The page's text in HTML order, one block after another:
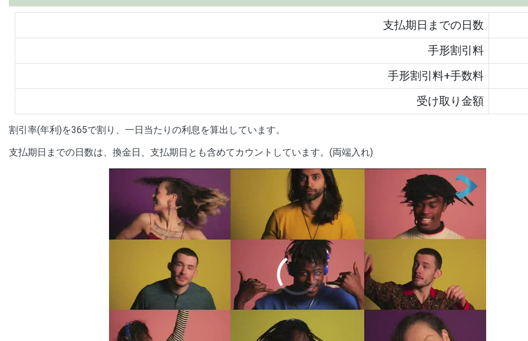
支払期日までの日数
手形割引料
手形割引料+手数料
受け取り金額
割引率(年利)を365で割り、一日当たりの利息を算出しています。
支払期日までの日数は、換金日、支払期日とも含めてカウントしています。(両端入れ)